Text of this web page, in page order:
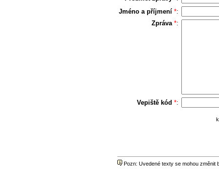
Jméno a příjmení *:
Zpráva *:
Vepiště kód *:
Pozn: Uvedené texty se mohou